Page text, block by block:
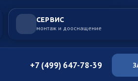
СЕРВИС
монтаж и дооснащение
+7 (499) 647-78-39